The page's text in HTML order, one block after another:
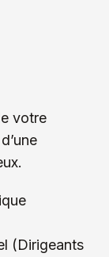
votre
(Dirigeants